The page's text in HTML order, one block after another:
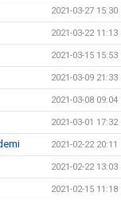
2021-03-27 15:30
2021-03-22 11:13
2021-03-15 15:53
2021-03-09 21:33
2021-03-08 09:04
2021-03-01 17:32
2021-02-22 20:11
2021-02-22 13:03
2021-02-15 11:18